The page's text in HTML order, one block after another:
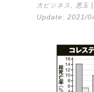
大ビジネス
悪玉
Update: 2021/